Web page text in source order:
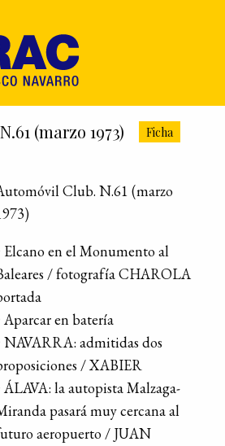
(marzo 1973) Ficha
Club. N.61 (marzo
Elcano en el Monumento al
/ fotografía CHAROLA
Aparcar en batería
NAVARRA: admitidas dos
/ XABIER
ÁLAVA: la autopista Malzaga-
pasará muy cercana al
aeropuerto / JUAN